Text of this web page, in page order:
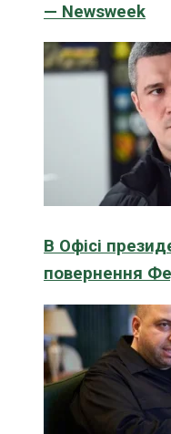
— Newsweek
В Офісі
повернення